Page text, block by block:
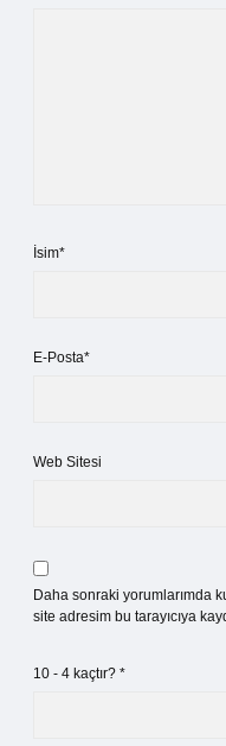
İsim*
E-Posta*
Web Sitesi
Daha sonraki yorumlarımda
site adresim bu tarayıcıya
10 - 4 kaçtır? *